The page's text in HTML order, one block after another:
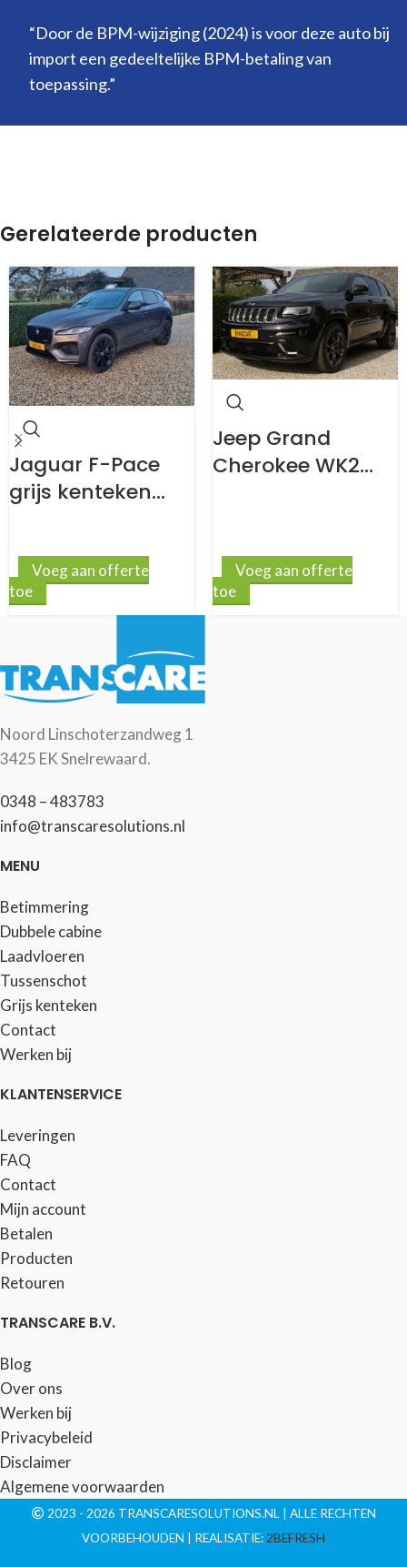
“Door de BPM-wijziging (2024) is voor deze auto bij
import een gedeeltelijke BPM-betaling van
toepassing.”
Gerelateerde producten
Jaguar F-Pace
grijs kenteken
Voeg aan offerte
toe
Jeep Grand
Cherokee WK2
Voeg aan offerte
toe
Noord Linschoterzandweg 1
3425 EK Snelrewaard.
0348 – 483783
info@transcaresolutions.nl
MENU
Betimmering
Dubbele cabine
Laadvloeren
Tussenschot
Grijs kenteken
Contact
Werken bij
KLANTENSERVICE
Leveringen
FAQ
Contact
Mijn account
Betalen
Producten
Retouren
TRANSCARE B.V.
Blog
Over ons
Werken bij
Privacybeleid
Disclaimer
Algemene voorwaarden
2023 - 2026 TRANSCARESOLUTIONS.NL | ALLE RECHTEN
VOORBEHOUDEN | REALISATIE: 2BEFRESH